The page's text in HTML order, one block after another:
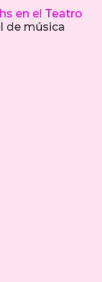
hs en el Teatro
de música